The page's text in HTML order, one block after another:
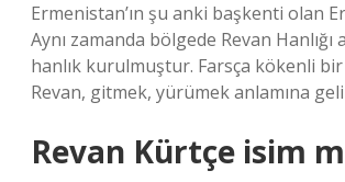
Ermenistan’ın şu anki başkenti olan
Aynı zamanda bölgede Revan Hanlığı
hanlık kurulmuştur. Farsça kökenli
Revan, gitmek, yürümek anlamına
Revan Kürtçe isim